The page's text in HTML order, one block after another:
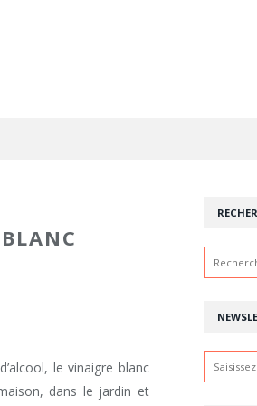
le vinaigre blanc
dans le jardin et